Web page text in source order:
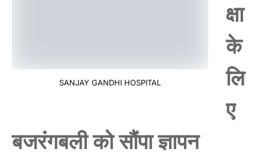
SANJAY GANDHI HOSPITAL
क्षा
के
लि
ए
बजरंगबली को सौंपा ज्ञापन